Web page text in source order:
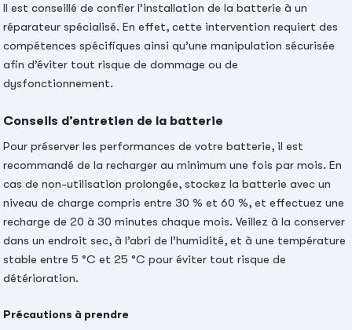
Il est conseillé de confier l’installation de la batterie à un
réparateur spécialisé. En effet, cette intervention requiert des
compétences spécifiques ainsi qu’une manipulation sécurisée
afin d’éviter tout risque de dommage ou de
dysfonctionnement.
Conseils d’entretien de la batterie
Pour préserver les performances de votre batterie, il est
recommandé de la recharger au minimum une fois par mois. En
cas de non-utilisation prolongée, stockez la batterie avec un
niveau de charge compris entre 30 % et 60 %, et effectuez une
recharge de 20 à 30 minutes chaque mois. Veillez à la conserver
dans un endroit sec, à l’abri de l’humidité, et à une température
stable entre 5 °C et 25 °C pour éviter tout risque de
détérioration.
Précautions à prendre